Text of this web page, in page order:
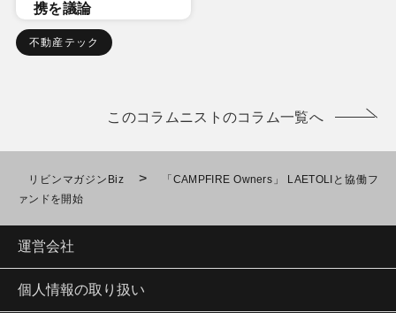
携を議論
不動産テック
このコラムニストのコラム一覧へ
リビンマガジンBiz >
「CAMPFIRE Owners」 LAETOLIと協働フ
ァンドを開始
運営会社
個人情報の取り扱い